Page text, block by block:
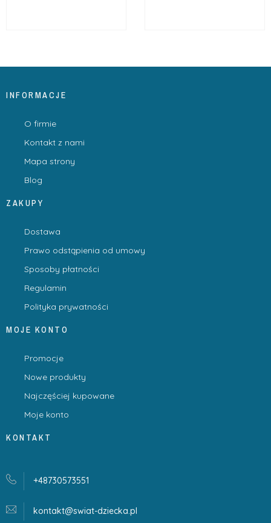
INFORMACJE
O firmie
Kontakt z nami
Mapa strony
Blog
ZAKUPY
Dostawa
Prawo odstąpienia od umowy
Sposoby płatności
Regulamin
Polityka prywatności
MOJE KONTO
Promocje
Nowe produkty
Najczęściej kupowane
Moje konto
KONTAKT
+48730573551
kontakt@swiat-dziecka.pl